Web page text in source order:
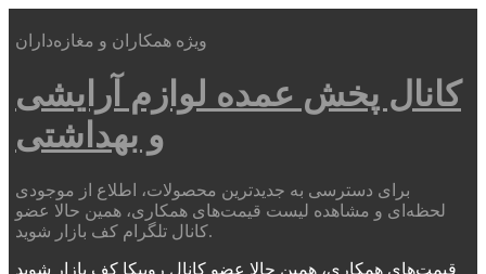
ویژه همکاران و مغازه‌داران
کانال پخش عمده لوازم آرایشی
و بهداشتی
برای دسترسی به جدیدترین محصولات، اطلاع از موجودی
لحظه‌ای و مشاهده لیست قیمت‌های همکاری، همین حالا عضو
کانال تلگرام کف بازار شوید.
قیمت‌های همکاری، همین حالا عضو کانال روبیکا کف بازار شوید